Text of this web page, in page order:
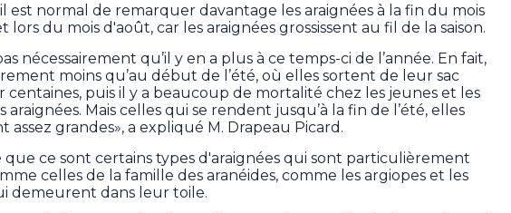
est normal de remarquer davantage les araignées à la fin du mois
lors du mois d'août, car les araignées grossissent au fil de la saison.
nécessairement qu’il y en a plus à ce temps-ci de l’année. En fait,
moins qu’au début de l’été, où elles sortent de leur sac
centaines, puis il y a beaucoup de mortalité chez les jeunes et les
araignées. Mais celles qui se rendent jusqu’à la fin de l’été, elles
assez grandes», a expliqué M. Drapeau Picard.
que ce sont certains types d'araignées qui sont particulièrement
celles de la famille des aranéides, comme les argiopes et les
demeurent dans leur toile.